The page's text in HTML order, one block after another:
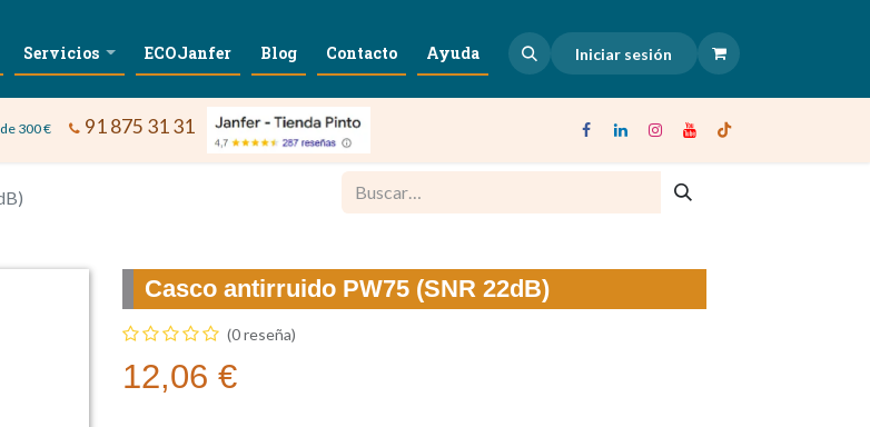
Servicios ECOJanfer Blog Contacto Ayuda Iniciar sesión
300 € 91 875 31 31
Casco antirruido PW75 (SNR 22dB)
(0 reseña)
12,06 €